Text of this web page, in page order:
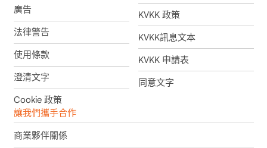
廣告
法律警告
使用條款
澄清文字
Cookie 政策
KVKK 政策
KVKK訊息文本
KVKK 申請表
同意文字
讓我們攜手合作
商業夥伴關係